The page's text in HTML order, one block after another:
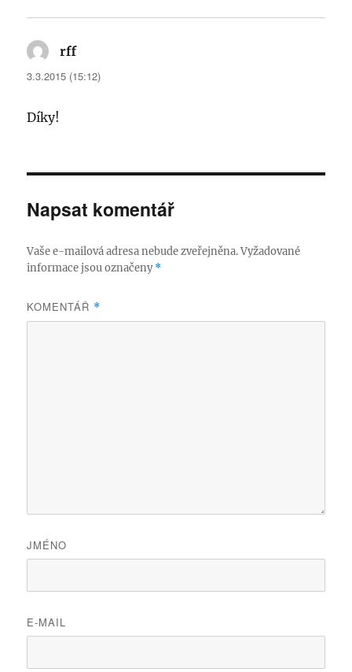
rffnapsal:
3.3.2015 (15:12)
Díky!
Napsat komentář
Vaše e-mailová adresa nebude zveřejněna. Vyžadované
informace jsou označeny*
KOMENTÁŘ *
JMÉNO
E-MAIL